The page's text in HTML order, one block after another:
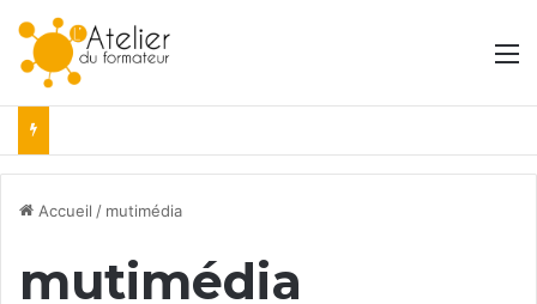
Accueil / mutimédia
mutimédia